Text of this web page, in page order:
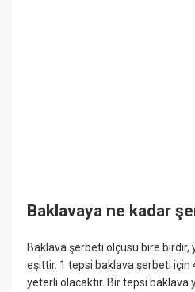
Baklavaya ne kadar
Baklava şerbeti ölçüsü bire birdir,
eşittir. 1 tepsi baklava şerbeti için
yeterli olacaktır. Bir tepsi baklava